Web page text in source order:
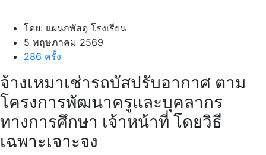
โดย: แผนกพัสดุ โรงเรียน
5 พฤษภาคม 2569
286 ครั้ง
จ้างเหมาเช่ารถบัสปรับอากาศ ตาม
โครงการพัฒนาครูและบุคลากร
ทางการศึกษา เจ้าหน้าที่ โดยวิธี
เฉพาะเจาะจง